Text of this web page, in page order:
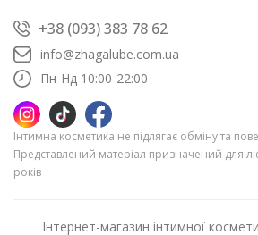
+38 (093) 383 78 62
info@zhagalube.com.ua
Пн-Нд 10:00-22:00
Інтимна косметика не підлягає обміну та
Представлений матеріал призначений для
років
Інтернет-магазин інтимної